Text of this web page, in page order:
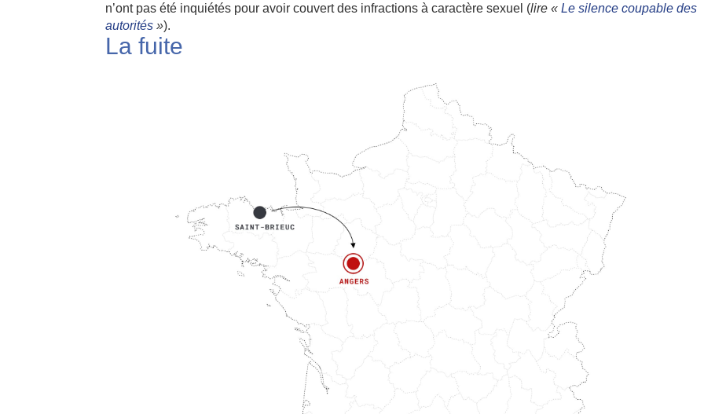
n’ont pas été inquiétés pour avoir couvert des infractions à caractère sexuel (lire «Le silence coupable des
autorités »).
La fuite